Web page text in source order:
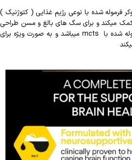
فرموله شده با نوعی رژیم غذایی ( کتوژنیک )
کمک میکند و برای سگ های بالغ و مسن طراحی
و تولید شده است. این غذا فرموله شده با mcts میباشد و به صورت ویژه برای